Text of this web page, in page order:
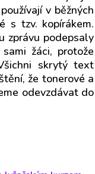
v běžných
s tzv. kopírákem.
zprávu podepsaly
žáci, protože
skrytý text
že tonerové a
odevzdávat do